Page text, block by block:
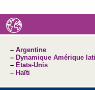
– Argentine
– Dynamique Amérique
– États-Unis
– Haïti